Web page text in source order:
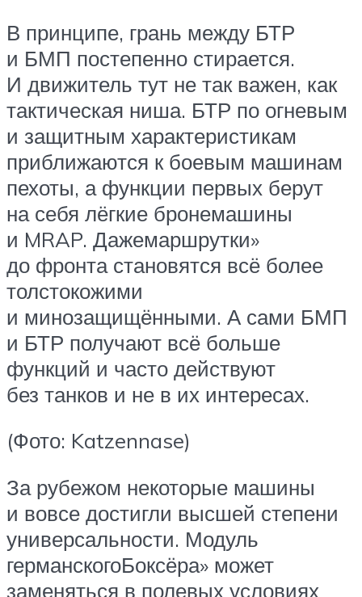
В принципе, грань между БТР
и БМП постепенно стирается.
И движитель тут не так важен, как
тактическая ниша. БТР по огневым
и защитным характеристикам
приближаются к боевым машинам
пехоты, а функции первых берут
на себя лёгкие бронемашины
и MRAP. Дажемаршрутки»
до фронта становятся всё более
толстокожими
и минозащищёнными. А сами БМП
и БТР получают всё больше
функций и часто действуют
без танков и не в их интересах.
(Фото: Katzennase)
За рубежом некоторые машины
и вовсе достигли высшей степени
универсальности. Модуль
германскогоБоксёра» может
заменяться в полевых условиях